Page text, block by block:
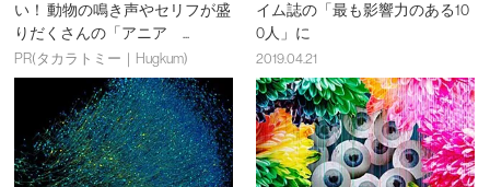
い！ 動物の鳴き声やセリフが盛
りだくさんの「アニア ...
PR(タカラトミー｜Hugkum)
イム誌の「最も影響力のある10
0人」に
2019.04.21